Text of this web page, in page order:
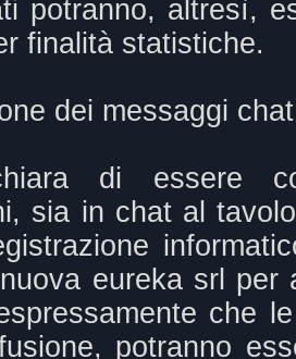
potranno, altresì,
finalità statistiche.
dei messaggi chat
di essere
sia in chat al
eureka srl
che
potranno